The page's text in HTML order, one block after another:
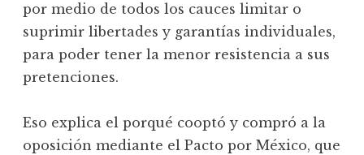
por medio de todos los cauces limitar o
suprimir libertades y garantías individuales,
para poder tener la menor resistencia a sus
pretenciones.
Eso explica el porqué cooptó y compró a la
oposición mediante el Pacto por México, que